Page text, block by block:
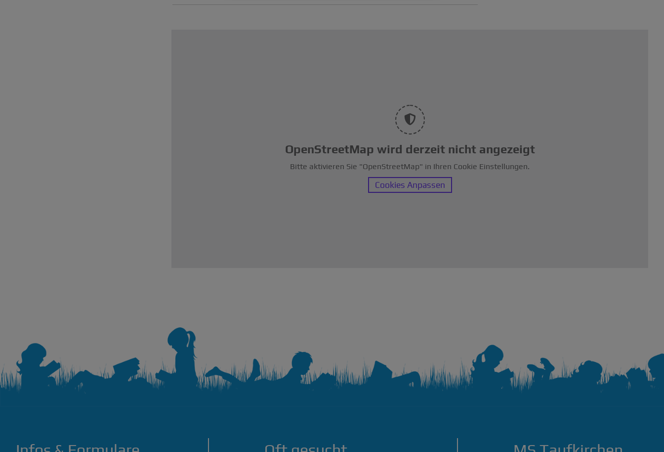
OpenStreetMap wird derzeit nicht angezeigt
Bitte aktivieren Sie "OpenStreetMap" in Ihren Cookie Einstellungen.
Cookies Anpassen